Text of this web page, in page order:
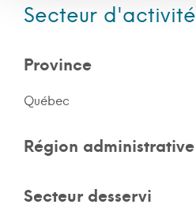
Secteur d'activité
Province
Québec
Région administrative
Secteur desservi